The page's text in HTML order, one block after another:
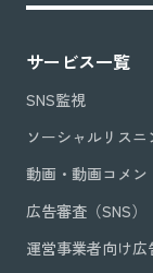
サービス一覧
SNS監視
ソーシャルリスニ
動画・動画コメン
広告審査（SNS）
運営事業者向け広